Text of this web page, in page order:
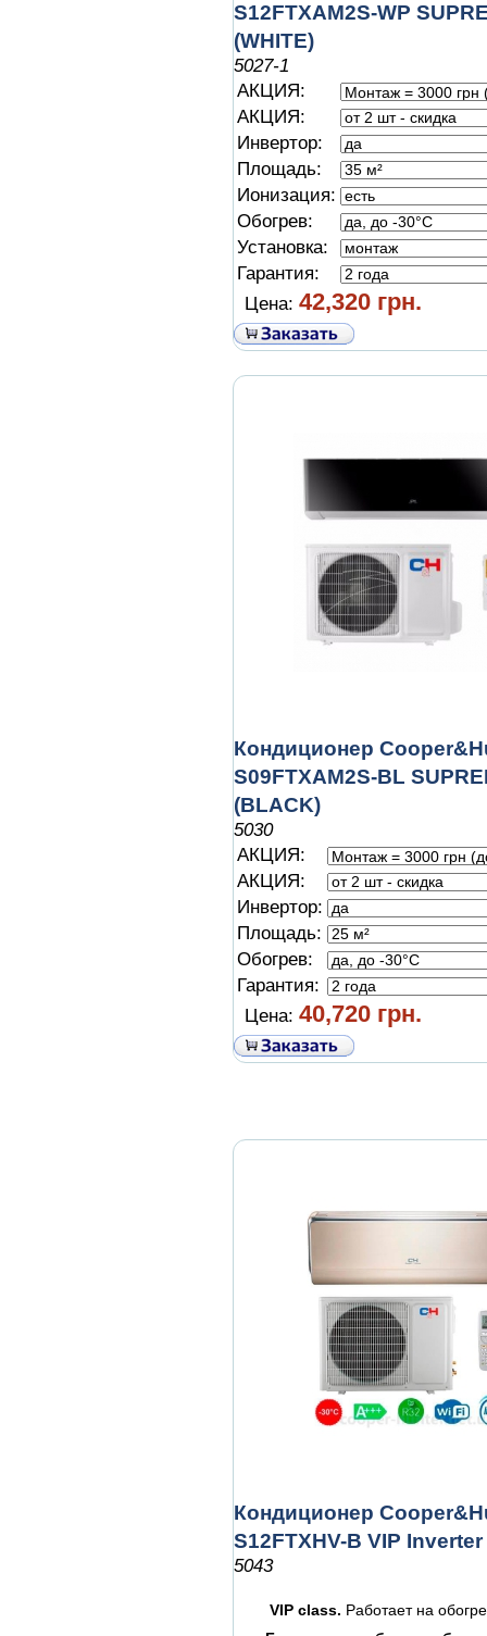
S12FTXAM2S-WP
(WHITE)
5027-1
АКЦИЯ:
АКЦИЯ:
Инвертор:
Площадь:
Ионизация:
Обогрев:
Установка:
Гарантия:
Цена: 42,320 грн.
Кондиционер
S09FTXAM2S-BL
(BLACK)
5030
АКЦИЯ:
АКЦИЯ:
Инвертор:
Площадь:
Обогрев:
Гарантия:
Цена: 40,720 грн.
Кондиционер
S12FTXHV-B VIP Inverter
5043
VIP class. Работает на